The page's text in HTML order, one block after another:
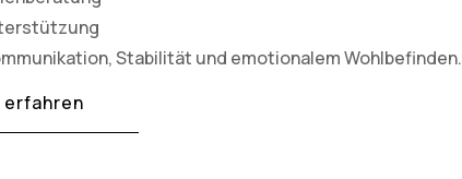
Stabilität und emotionalem Wohlbefinden.
erfahren